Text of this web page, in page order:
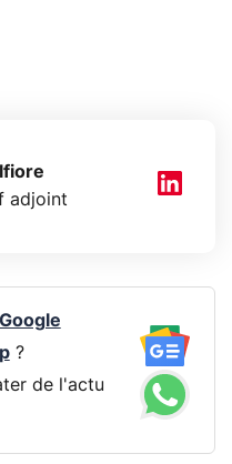
adjoint
Google
?
de l'actu